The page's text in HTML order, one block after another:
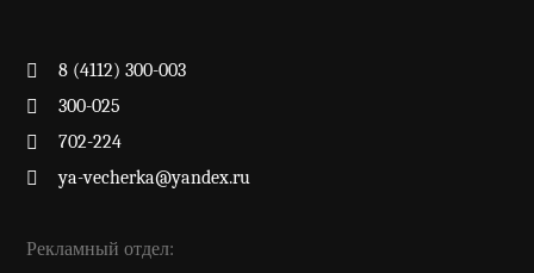
8 (4112) 300-003
300-025
702-224
ya-vecherka@yandex.ru
Рекламный отдел: